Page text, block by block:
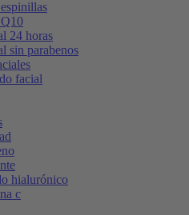
24 horas
sin parabenos
facial
hialurónico
c